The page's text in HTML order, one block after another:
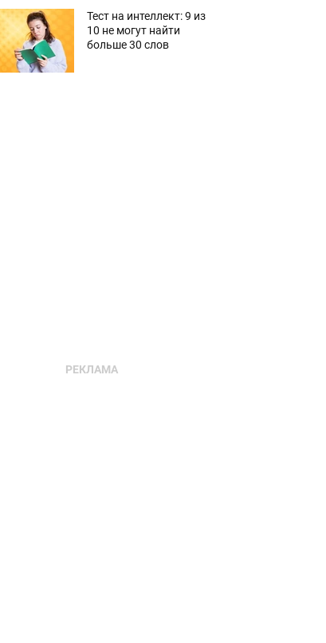
Тест на интеллект: 9 из
10 не могут найти
больше 30 слов